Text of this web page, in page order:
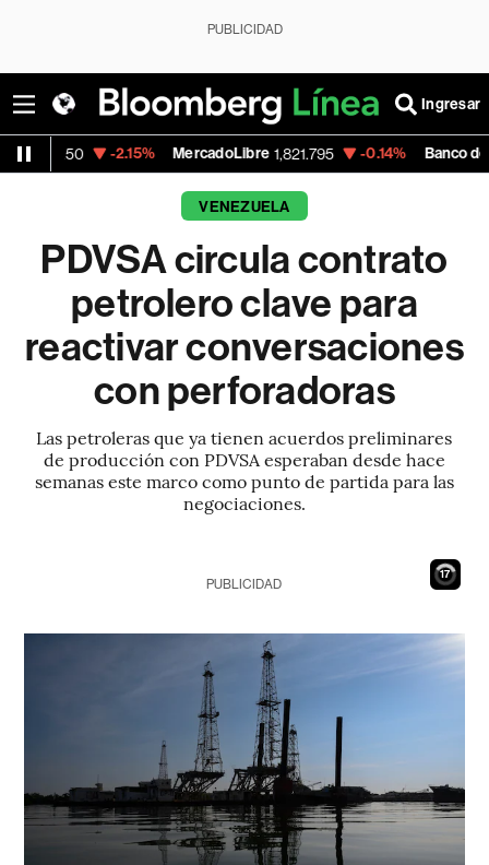
PUBLICIDAD
Ingresar
MercadoLibre 1,821.795 -0.14% Banco de Bogota
VENEZUELA
PDVSA circula contrato
petrolero clave para
reactivar conversaciones
con perforadoras
Las petroleras que ya tienen acuerdos preliminares
de producción con PDVSA esperaban desde hace
semanas este marco como punto de partida para las
negociaciones.
16
PUBLICIDAD